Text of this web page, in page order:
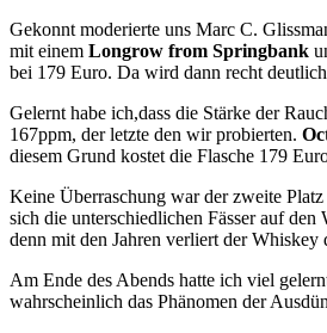
Gekonnt moderierte uns Marc C.
mit einem Longrow from Springbank
bei 179 Euro. Da wird dann recht
Gelernt habe ich,dass die Stärke der
167ppm, der letzte den wir probierten.
diesem Grund kostet die Flasche 179
Keine Überraschung war der zweite
sich die unterschiedlichen Fässer auf
denn mit den Jahren verliert der
Am Ende des Abends hatte ich viel
wahrscheinlich das Phänomen der